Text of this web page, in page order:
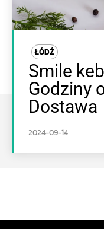
ŁÓDŹ
Smile
Godziny
Dostawa
2024-09-14